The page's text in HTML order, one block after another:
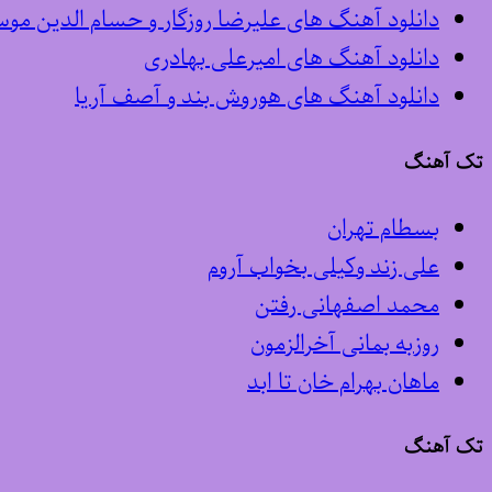
دانلود آهنگ های علیرضا روزگار و حسام الدین
دانلود آهنگ های امیرعلی بهادری
دانلود آهنگ های هوروش بند و آصف آریا
تک آهنگ
بسطام تهران
علی زند وکیلی بخواب آروم
محمد اصفهانی رفتن
روزبه بمانی آخرالزمون
ماهان بهرام خان تا ابد
تک آهنگ